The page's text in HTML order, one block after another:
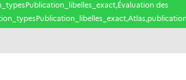
des